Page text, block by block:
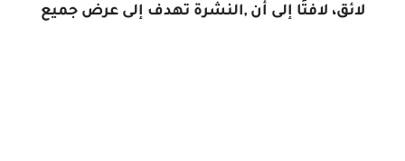
لائق، لافتًا إلى أن ,النشرة تهدف إلى عرض جميع